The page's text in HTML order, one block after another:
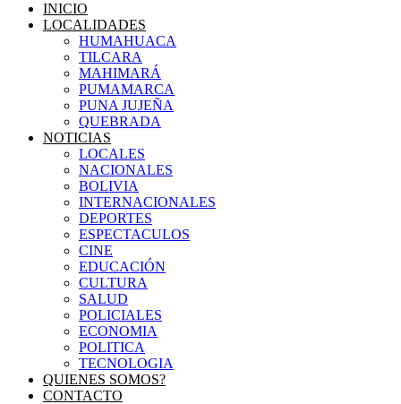
INICIO
LOCALIDADES
HUMAHUACA
TILCARA
MAHIMARÁ
PUMAMARCA
PUNA JUJEÑA
QUEBRADA
NOTICIAS
LOCALES
NACIONALES
BOLIVIA
INTERNACIONALES
DEPORTES
ESPECTACULOS
CINE
EDUCACIÓN
CULTURA
SALUD
POLICIALES
ECONOMIA
POLITICA
TECNOLOGIA
QUIENES SOMOS?
CONTACTO